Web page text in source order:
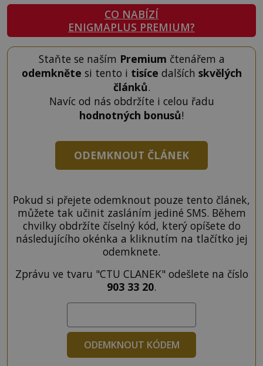
CO NABÍZÍ
ENIGMAPLUS PREMIUM?
Staňte se naším Premium čtenářem a
odemkněte si tento i tisíce dalších skvělých
článků.
Navíc od nás obdržíte i celou řadu
hodnotných bonusů!
ODEMKNOUT ČLÁNEK
Pokud si přejete odemknout pouze tento článek,
můžete tak učinit zasláním jediné SMS. Během
chvilky obdržíte číselný kód, který opíšete do
následujícího okénka a kliknutím na tlačítko jej
odemknete.
Zprávu ve tvaru "CTU CLANEK" odešlete na číslo
903 33 20.
ODEMKNOUT KÓDEM